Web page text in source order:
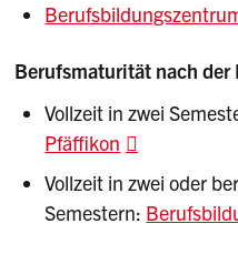
Berufsmaturität nach der
Vollzeit in zwei
Pfäffikon
Vollzeit in zwei oder
Semestern: